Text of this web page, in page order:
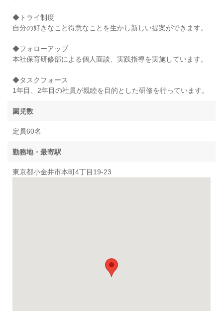
◆トライ制度
自分の好きなこと得意なことを生かし新しい提案ができます。
◆フォローアップ
本社保育研修部による個人面談、実践指導を実施しています。
◆タスクフォース
1年目、2年目の社員が親睦を目的とした研修を行っています。
園児数
定員60名
勤務地・最寄駅
東京都小金井市本町4丁目19-23